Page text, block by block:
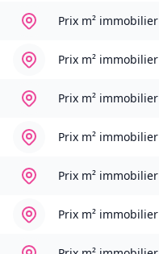
Prix m² immobilier
Prix m² immobilier
Prix m² immobilier
Prix m² immobilier
Prix m² immobilier
Prix m² immobilier